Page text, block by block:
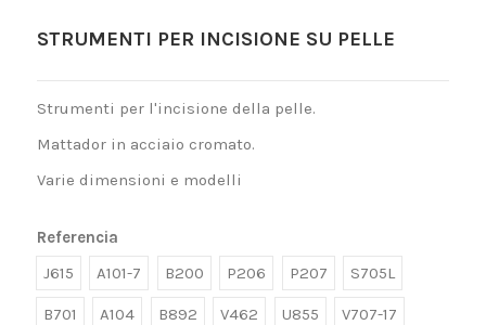
STRUMENTI PER INCISIONE SU PELLE
Strumenti per l'incisione della pelle.
Mattador in acciaio cromato.
Varie dimensioni e modelli
Referencia
J615
A101-7 B200 P206 P207 S705L
B701 A104 B892 V462 U855 V707-17